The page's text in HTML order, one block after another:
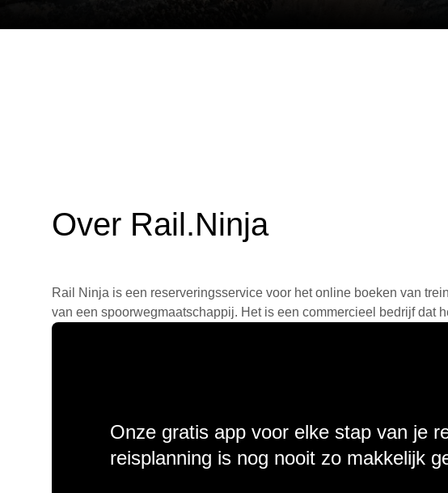
Over Rail.Ninja
Rail Ninja is een reserveringsservice voor het online boeken van
van een spoorwegmaatschappij. Het is een commercieel bedrijf dat
Onze gratis app voor elke stap van je
reisplanning is nog nooit zo makkelijk